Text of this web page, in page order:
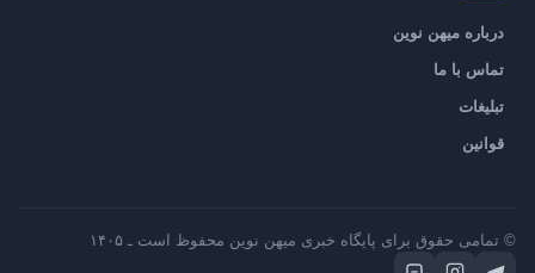
درباره میهن نوین
تماس با ما
تبلیغات
قوانین
© تمامی حقوق برای پایگاه خبری میهن نوین محفوظ است ـ ۱۴۰۵